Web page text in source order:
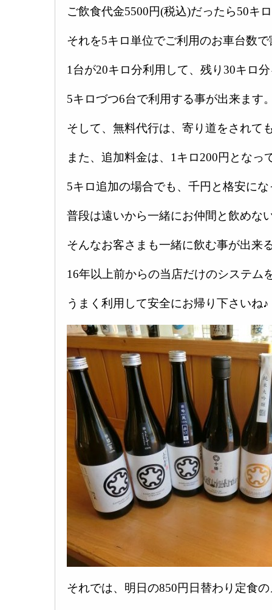
ご飲食代金5500円(税込)だったら50キ
それを5キロ単位でご利用のお車台数
1台が20キロ分利用して、残り30キロ
5キロづつ6台で利用する事が出来ます
そして、無料代行は、寄り道をされて
また、追加料金は、1キロ200円となっ
5キロ追加の場合でも、千円と格安に
普段は遠いから一緒にお仲間と飲めな
そんなお客さまも一緒に飲む事が出来
16年以上前からの当店だけのシステム
うまく利用して安全にお帰り下さいね♪
それでは、明日の850円日替わり定食